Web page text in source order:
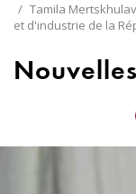
Tamila
et d'industrie de la
Nouvelles